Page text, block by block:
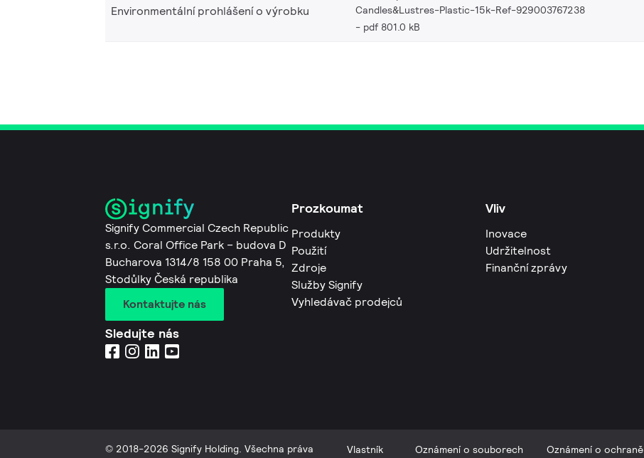
Environmentální prohlášení o výrobku
Candles&Lustres-Plastic-15k-Ref-929003767238
pdf 801.0 kB
Signify Commercial Czech Republic
s.r.o. Coral Office Park – budova D
Bucharova 1314/8 158 00 Praha 5,
Stodůlky Česká republika
Kontaktujte nás
Sledujte nás
Prozkoumat
Produkty
Použití
Zdroje
Služby Signify
Vyhledávač prodejců
Vliv
Inovace
Udržitelnost
Finanční zprávy
© 2018-2026 Signify Holding. Všechna práva
Vlastník
Oznámení o souborech
Oznámení o ochraně